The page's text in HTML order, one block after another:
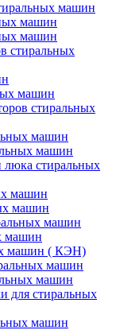
машин
машин
машин
стиральных
машин
стиральных
машин
машин
люка стиральных
машин
машин
машин
машин
машин ( КЭН)
машин
машин
для стиральных
машин